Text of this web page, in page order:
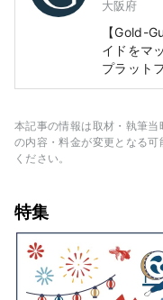
大阪府
【Gold-
イドをマ
プラット
お求めの
本記事の情報は取材・執筆
の内容・料金が変更となる
ください。
特集